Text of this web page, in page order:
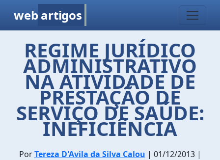
web artigos
REGIME JURÍDICO
ADMINISTRATIVO
NA ATIVIDADE DE
PRESTAÇÃO DE
SERVIÇO DE SAÚDE:
INEFICIÊNCIA
PorTereza D'Avila da Silva Calou | 01/12/2013 |